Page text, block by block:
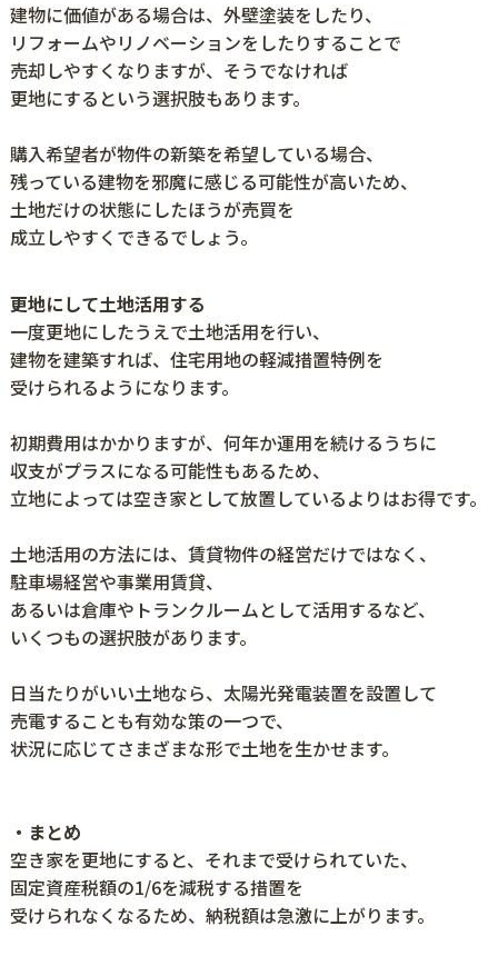
建物に価値がある場合は、外壁塗装をしたり、
リフォームやリノベーションをしたりすることで
売却しやすくなりますが、そうでなければ
更地にするという選択肢もあります。
購入希望者が物件の新築を希望している場合、
残っている建物を邪魔に感じる可能性が高いため、
土地だけの状態にしたほうが売買を
成立しやすくできるでしょう。
更地にして土地活用する
一度更地にしたうえで土地活用を行い、
建物を建築すれば、住宅用地の軽減措置特例を
受けられるようになります。
初期費用はかかりますが、何年か運用を続けるうちに
収支がプラスになる可能性もあるため、
立地によっては空き家として放置しているよりはお得です。
土地活用の方法には、賃貸物件の経営だけではなく、
駐車場経営や事業用賃貸、
あるいは倉庫やトランクルームとして活用するなど、
いくつもの選択肢があります。
日当たりがいい土地なら、太陽光発電装置を設置して
売電することも有効な策の一つで、
状況に応じてさまざまな形で土地を生かせます。
・まとめ
空き家を更地にすると、それまで受けられていた、
固定資産税額の1/6を減税する措置を
受けられなくなるため、納税額は急激に上がります。